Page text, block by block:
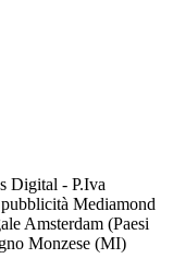
Digital - P.Iva
Mediamond
Amsterdam (Paesi
Monzese (MI)